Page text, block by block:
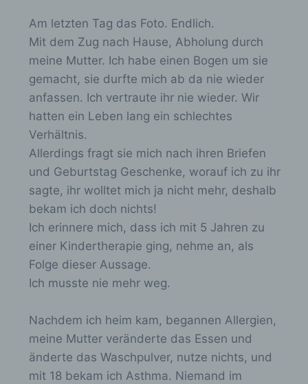
Am letzten Tag das Foto. Endlich.
Mit dem Zug nach Hause, Abholung durch
meine Mutter. Ich habe einen Bogen um sie
gemacht, sie durfte mich ab da nie wieder
anfassen. Ich vertraute ihr nie wieder. Wir
hatten ein Leben lang ein schlechtes
Verhältnis.
Allerdings fragt sie mich nach ihren Briefen
und Geburtstag Geschenke, worauf ich zu ihr
sagte, ihr wolltet mich ja nicht mehr, deshalb
bekam ich doch nichts!
Ich erinnere mich, dass ich mit 5 Jahren zu
einer Kindertherapie ging, nehme an, als
Folge dieser Aussage.
Ich musste nie mehr weg.
Nachdem ich heim kam, begannen Allergien,
meine Mutter veränderte das Essen und
änderte das Waschpulver, nutze nichts, und
mit 18 bekam ich Asthma. Niemand im
h) Auftragsverarbeiter
Auftragsverarbeiter ist eine natürliche oder
juristische Person, Behörde, Einrichtung
oder andere Stelle, die personenbezogene
Daten im Auftrag des Verantwortlichen
verarbeitet.
i) Empfänger
Empfänger ist eine natürliche oder
juristische Person, Behörde, Einrichtung
oder andere Stelle, der personenbezogene
Daten offengelegt werden, unabhängig
davon, ob es sich bei ihr um einen Dritten
handelt oder nicht. Behörden, die im
Unionsrecht oder dem Recht der
Mitgliedstaaten möglicherweise
personenbezogene Daten erhalten, gelten
jedoch nicht als Empfänger.